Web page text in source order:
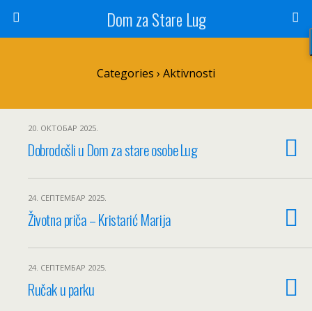
Dom za Stare Lug
Categories › Aktivnosti
20. ОКТОБАР 2025.
Dobrodošli u Dom za stare osobe Lug
24. СЕПТЕМБАР 2025.
Životna priča – Kristarić Marija
24. СЕПТЕМБАР 2025.
Ručak u parku